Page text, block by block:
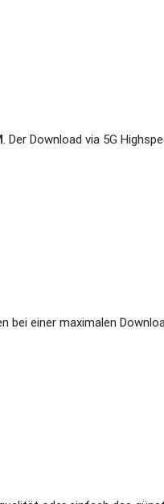
. Der Download via 5G
bei einer maximalen